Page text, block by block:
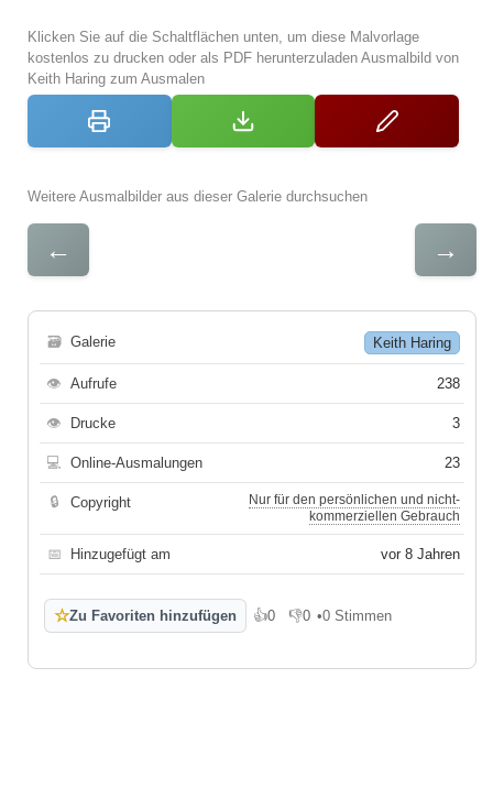
Klicken Sie auf die Schaltflächen unten, um diese Malvorlage
kostenlos zu drucken oder als PDF herunterzuladen Ausmalbild von
Keith Haring zum Ausmalen
Weitere Ausmalbilder aus dieser Galerie durchsuchen
← →
🗃 Galerie Keith Haring
👁 Aufrufe 238
👁 Drucke 3
💻 Online-Ausmalungen 23
🔒 Copyright
Nur für den persönlichen und nicht-
kommerziellen Gebrauch
📅 Hinzugefügt am vor 8 Jahren
☆Zu Favoriten hinzufügen 👍0
Gefällt mir
👎0
Gefällt mir nicht
•0 Stimmen